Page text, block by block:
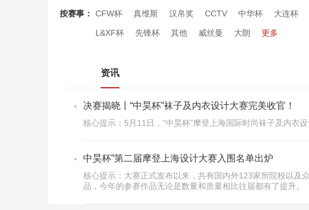
按赛事： CFW杯 真维斯 汉帛奖 CCTV 中华杯 大连杯
L&XF杯 先锋杯 其他 威丝曼 大朗 更多
资讯
决赛揭晓丨“中昊杯”袜子及内衣设计大赛完美收官！
核心提示：5月11日，“中昊杯”摩登上海国际时尚袜子及内衣
中昊杯”第二届摩登上海设计大赛入围名单出炉
核心提示：大赛正式发布以来，共有国内外123家所院校以
品，今年的参赛作品无论是数量和质量相比往届都有了提升。